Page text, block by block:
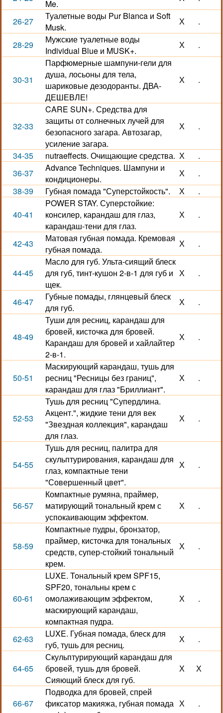
Me.
26-27
Туалетные воды Pur Blanca и Soft
Musk.
Х .
28-29
Мужские туалетные воды
Individual Blue и MUSK+.
Х .
30-31
Парфюмерные шампуни-гели для
душа, лосьоны для тела,
шариковые дезодоранты. ДВА-
ДЕШЕВЛЕ!
Х .
32-33
CARE SUN+. Средства для
защиты от солнечных лучей для
безопасного загара. Автозагар,
усиление загара.
Х .
34-35 nutraeffects. Очищающие средства. Х
.
36-37
Advance Techniques. Шампуни и
кондиционеры.
Х
.
38-39
Губная помада "Суперстойкость". Х .
40-41
POWER STAY. Суперстойкие:
консилер, карандаш для глаз,
карандаш-тени для глаз.
Х .
42-43
Матовая губная помада. Кремовая
губная помада.
Х .
44-45
Масло для губ. Ульта-сиящий блеск
для губ, тинт-кушон 2-в-1 для губ и
щек.
Х .
46-47
Губные помады, глянцевый блеск
для губ.
Х .
48-49
Туши для ресниц, карандаш для
бровей, кисточка для бровей.
Карандаш для бровей и хайлайтер
2-в-1.
Х .
50-51
Маскирующий карандаш, тушь для
ресниц "Ресницы без границ",
карандаш для глаз "Бриллиант".
Х .
52-53
Тушь для ресниц "Супердлина.
Акцент.", жидкие тени для век
"Звездная коллекция", карандаш
для глаз.
Х .
54-55
Тушь для ресниц, палитра для
скульптурирования, карандаш для
глаз, компактные тени
"Совершенный цвет".
Х .
56-57
Компактные румяна, праймер,
матирующий тональный крем с
успокаивающим эффектом.
Х .
58-59
Компактные пудры, бронзатор,
праймер, кисточка для тональных
средств, супер-стойкий тональный
крем.
Х .
60-61
LUXE. Тональный крем SPF15,
SPF20, тональны крем с
омолаживающим эффектом,
маскирующий карандаш,
компактная пудра.
Х .
62-63
LUXE. Губная помада, блеск для
губ, тушь для ресниц.
Х .
64-65
Скульптурирующий карандаш для
бровей, тушь для бровей.
Сияющий блеск для губ.
Х Х
66-67
Подводка для бровей, спрей
фиксатор макияжа, губная помада Х .